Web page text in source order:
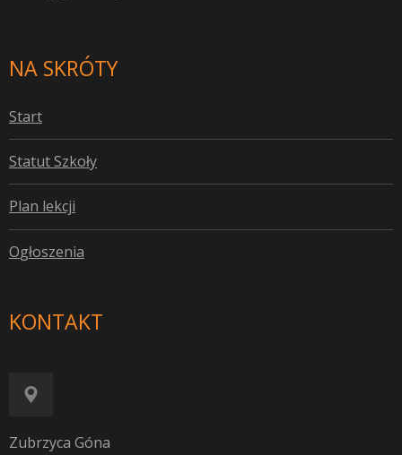
NA SKRÓTY
Start
Statut Szkoły
Plan lekcji
Ogłoszenia
KONTAKT
Zubrzyca Góna